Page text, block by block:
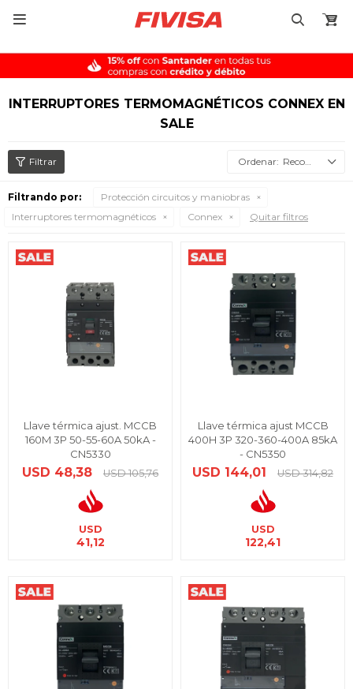

INTERRUPTORES TERMOMAGNÉTICOS CONNEX EN
SALE
Recomendados
Filtrando por:
Protección circuitos y maniobras
Interruptores termomagnéticos
Connex Quitar filtros
Llave térmica ajust. MCCB
160M 3P 50-55-60A 50kA -
CN5330
USD 48,38 USD 105,76
USD
41,12
Llave térmica ajust MCCB
400H 3P 320-360-400A 85kA
- CN5350
USD 144,01 USD 314,82
USD
122,41